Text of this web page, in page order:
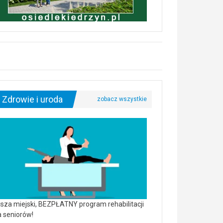
Zdrowie i uroda
miejski, BEZPŁATNY program rehabilitacji
seniorów!